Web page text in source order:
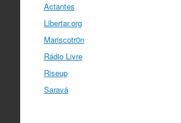
Actantes
Libertar.org
Mariscotr0n
Rádio Livre
Riseup
Saravá